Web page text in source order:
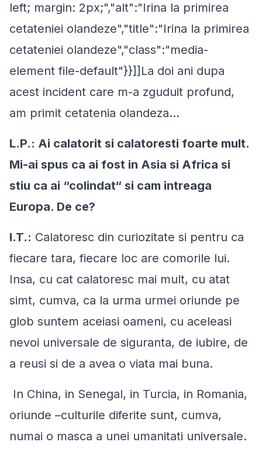
left; margin: 2px;","alt":"Irina la primirea
cetateniei olandeze","title":"Irina la primirea
cetateniei olandeze","class":"media-
element file-default"}}]]La doi ani dupa
acest incident care m-a zguduit profund,
am primit cetatenia olandeza...
L.P.: Ai calatorit si calatoresti foarte mult.
Mi-ai spus ca ai fost in Asia si Africa si
stiu ca ai “colindat“ si cam intreaga
Europa. De ce?
I.T.: Calatoresc din curiozitate si pentru ca
fiecare tara, fiecare loc are comorile lui.
Insa, cu cat calatoresc mai mult, cu atat
simt, cumva, ca la urma urmei oriunde pe
glob suntem aceiasi oameni, cu aceleasi
nevoi universale de siguranta, de iubire, de
a reusi si de a avea o viata mai buna.
In China, in Senegal, in Turcia, in Romania,
oriunde –culturile diferite sunt, cumva,
numai o masca a unei umanitati universale.